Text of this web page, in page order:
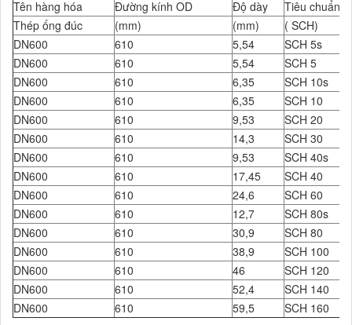
Tên hàng hóa Đường kính OD Độ dày
Tiêu chuẩn
Thép ống đúc
(mm) (mm)
( SCH)
DN600
610 5,54
SCH 5s
DN600
610 5,54
SCH 5
DN600
610 6,35
SCH 10s
DN600
610 6,35
SCH 10
DN600
610 9,53
SCH 20
DN600
610 14,3
SCH 30
DN600
610 9,53
SCH 40s
DN600
610 17,45
SCH 40
DN600
610 24,6
SCH 60
DN600
610 12,7
SCH 80s
DN600
610 30,9
SCH 80
DN600
610 38,9
SCH 100
DN600
610 46
SCH 120
DN600
610 52,4
SCH 140
DN600
610 59,5 SCH 160